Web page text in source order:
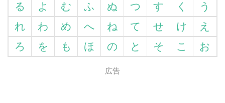
る
よ む ふ ぬ つ す く
う
れ
わ め へ ね て せ け
え
ろ
を も ほ の と そ こ お
広告